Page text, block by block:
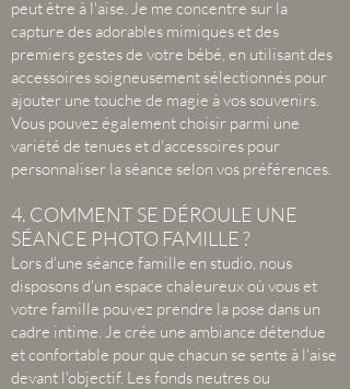
peut être à l'aise. Je me concentre sur la
capture des adorables mimiques et des
premiers gestes de votre bébé, en utilisant des
accessoires soigneusement sélectionnés pour
ajouter une touche de magie à vos souvenirs.
Vous pouvez également choisir parmi une
variété de tenues et d'accessoires pour
personnaliser la séance selon vos préférences.
4. COMMENT SE DÉROULE UNE
SÉANCE PHOTO FAMILLE ?
Lors d'une séance famille en studio, nous
disposons d'un espace chaleureux où vous et
votre famille pouvez prendre la pose dans un
cadre intime. Je crée une ambiance détendue
et confortable pour que chacun se sente à l'aise
devant l'objectif. Les fonds neutres ou